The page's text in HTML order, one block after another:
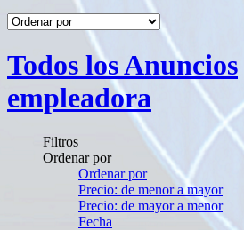
Todos los Anuncios
empleadora
Filtros
Ordenar por
Ordenar por
Precio: de menor a mayor
Precio: de mayor a menor
Fecha